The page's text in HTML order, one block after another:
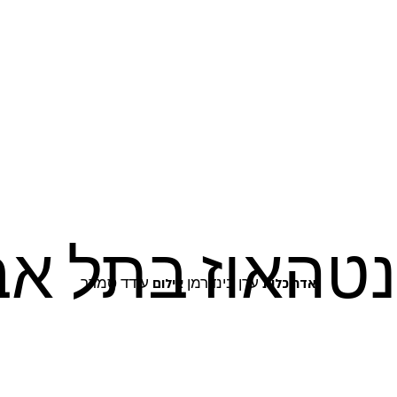
בתל אדריכלותערן בינדרמן צילום עודד סמדר